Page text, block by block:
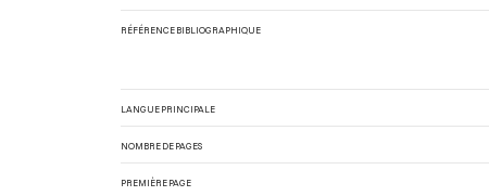
RÉFÉRENCE BIBLIOGRAPHIQUE
LANGUE PRINCIPALE
NOMBRE DE PAGES
PREMIÈRE PAGE